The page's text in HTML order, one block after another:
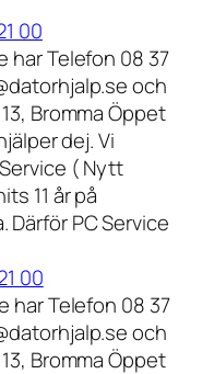
00
har Telefon 08 37
och
Bromma Öppet
dej. Vi
( Nytt
11 år på
Därför PC Service
00
har Telefon 08 37
och
Bromma Öppet